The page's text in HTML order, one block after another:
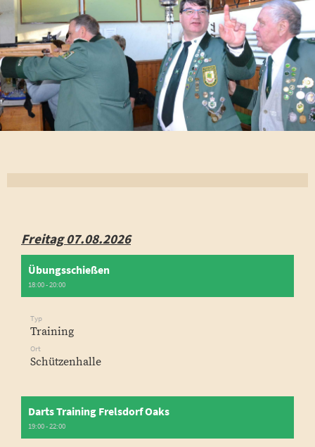
Freitag 07.08.2026
Übungsschießen
18:00 - 20:00
Typ
Training
Ort
Schützenhalle
Darts Training Frelsdorf Oaks
19:00 - 22:00